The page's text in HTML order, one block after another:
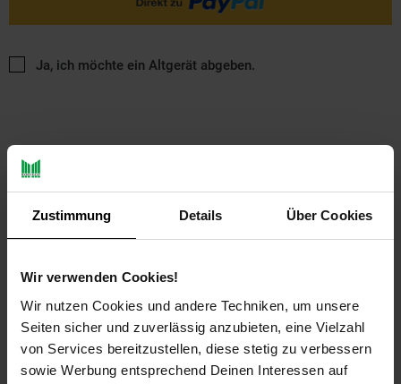
Zustimmung Details Über Cookies
Wir verwenden Cookies!
Wir nutzen Cookies und andere Techniken, um unsere
Seiten sicher und zuverlässig anzubieten, eine Vielzahl
von Services bereitzustellen, diese stetig zu verbessern
sowie Werbung entsprechend Deinen Interessen auf
Ja, ich möchte ein Altgerät abgeben.
Extra°Punkte:
0
Produktbeschreibung